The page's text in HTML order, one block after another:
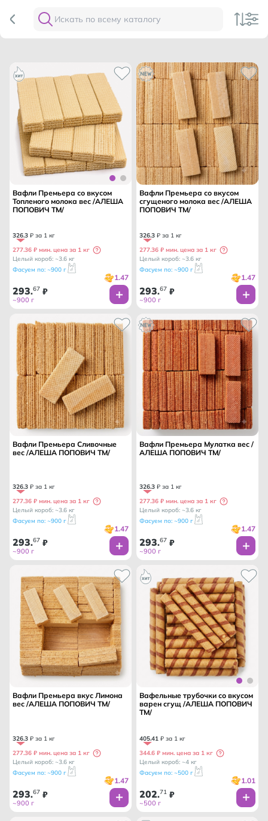
Вафли Премьера со вкусом
Топленого молока вес /АЛЕША
ПОПОВИЧ ТМ/
326.3 ₽ за 1 кг
277.36 ₽ мин. цена за 1 кг
Целый короб: ~3.6 кг
Фасуем по: ~900 г
1.47
293.67 ₽
~900 г
Вафли Премьера со вкусом
сгущеного молока вес /АЛЕША
ПОПОВИЧ ТМ/
326.3 ₽ за 1 кг
277.36 ₽ мин. цена за 1 кг
Целый короб: ~3.6 кг
Фасуем по: ~900 г
1.47
293.67 ₽
~900 г
Вафли Премьера Сливочные
вес /АЛЕША ПОПОВИЧ ТМ/
326.3 ₽ за 1 кг
277.36 ₽ мин. цена за 1 кг
Целый короб: ~3.6 кг
Фасуем по: ~900 г
1.47
293.67 ₽
~900 г
Вафли Премьера Мулатка вес /
АЛЕША ПОПОВИЧ ТМ/
326.3 ₽ за 1 кг
277.36 ₽ мин. цена за 1 кг
Целый короб: ~3.6 кг
Фасуем по: ~900 г
1.47
293.67 ₽
~900 г
Вафли Премьера вкус Лимона
вес /АЛЕША ПОПОВИЧ ТМ/
326.3 ₽ за 1 кг
277.36 ₽ мин. цена за 1 кг
Целый короб: ~3.6 кг
Фасуем по: ~900 г
1.47
293.67 ₽
~900 г
Вафельные трубочки со вкусом
варен сгущ /АЛЕША ПОПОВИЧ
ТМ/
405.41 ₽ за 1 кг
344.6 ₽ мин. цена за 1 кг
Целый короб: ~4 кг
Фасуем по: ~500 г
1.01
202.71 ₽
~500 г